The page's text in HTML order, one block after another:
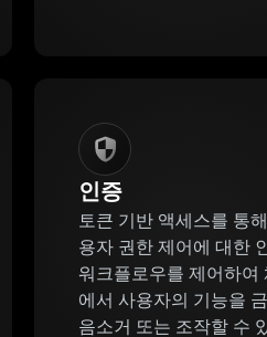
인증
토큰 기반 액세스를 통
용자 권한 제어에 대한
워크플로우를 제어하여
에서 사용자의 기능을
음소거 또는 조작할 수